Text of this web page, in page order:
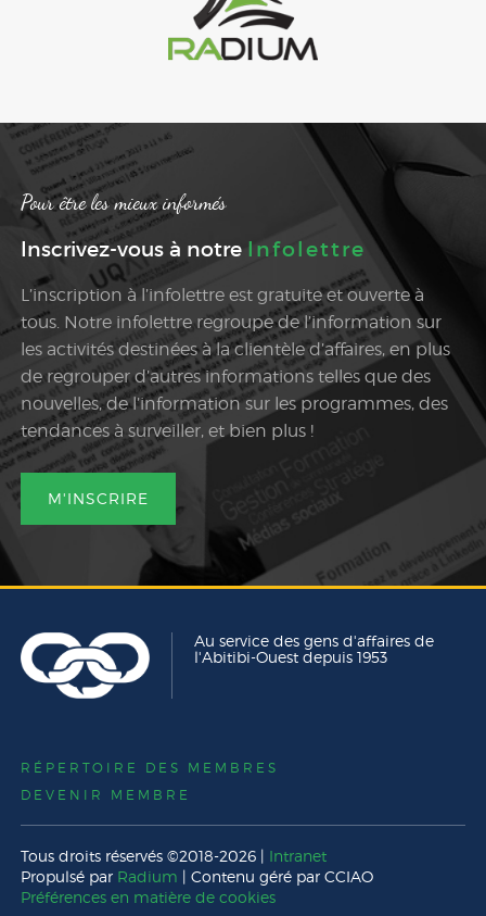
Pour être les mieux informés
Inscrivez-vous à notre Infolettre
L’inscription à l’infolettre est gratuite et ouverte à
tous. Notre infolettre regroupe de l’information sur
les activités destinées à la clientèle d’affaires, en plus
de regrouper d’autres informations telles que des
nouvelles, de l’information sur les programmes, des
tendances à surveiller, et bien plus !
M'INSCRIRE
Au service des gens d'affaires de
l'Abitibi-Ouest depuis 1953
RÉPERTOIRE DES MEMBRES
DEVENIR MEMBRE
Tous droits réservés ©2018-2026 | Intranet
Propulsé par Radium | Contenu géré par CCIAO
Préférences en matière de cookies